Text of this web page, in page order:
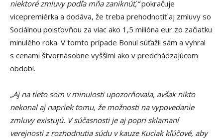
niektoré zmluvy podľa mňa zaniknúť,“pokračuje
vicepremiérka a dodáva, že treba prehodnotiť aj zmluvy so
Sociálnou poisťovňou za viac ako 1,5 milióna eur zo začiatku
minulého roka. V tomto prípade Bonul súťažil sám a vyhral
s cenami štvornásobne vyššími ako v predchádzajúcom
období.
„Aj na tieto som v minulosti upozorňovala, avšak nikto
nekonal aj napriek tomu, že možnosti na vypovedanie
zmluvy existujú. V súčasnosti je aj popri sklamaní
verejnosti z rozhodnutia súdu v kauze Kuciak kľúčové, aby